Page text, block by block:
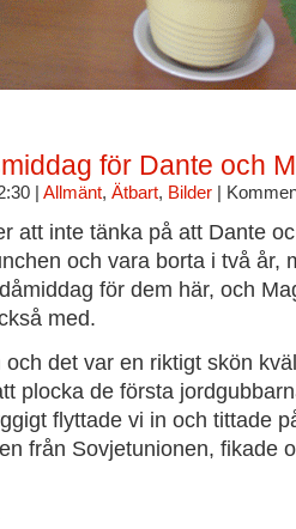
för Dante och
| Allmänt, Ätbart, Bilder|
att inte tänka på att Dante
och vara borta i två år,
för dem här, och
med.
och det var en riktigt skön
plocka de första
flyttade vi in och tittade
från Sovjetunionen, fikade